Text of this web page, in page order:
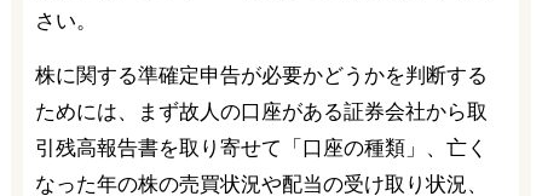
さい。
株に関する準確定申告が必要かどうかを判断する
ためには、まず故人の口座がある証券会社から取
引残高報告書を取り寄せて「口座の種類」、亡く
なった年の株の売買状況や配当の受け取り状況、